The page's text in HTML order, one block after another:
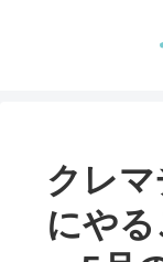
クレ
にや